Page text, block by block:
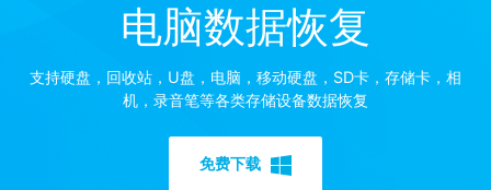
客服热线：4000-300624
电脑数据恢复
支持硬盘，回收站，U盘，电脑，移动硬盘，SD卡，存储卡，相
机，录音笔等各类存储设备数据恢复
免费下载